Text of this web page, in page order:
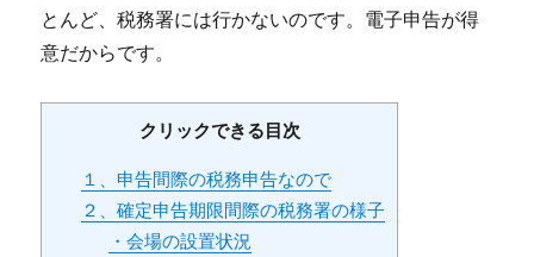
とんど、税務署には行かないのです。電子申告が得
意だからです。
クリックできる目次
１、申告間際の税務申告なので
２、確定申告期限間際の税務署の様子
・会場の設置状況